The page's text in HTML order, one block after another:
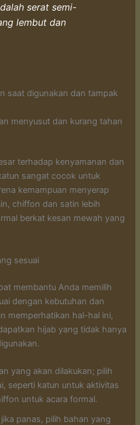
serat semi-
lembut dan
saat digunakan dan tampak
menyusut dan kurang tahan
terhadap kenyamanan dan
sangat cocok untuk
kemampuan menyerap
chiffon dan satin lebih
berkat kesan mewah yang
sesuai
membantu Anda memilih
dengan kebutuhan dan
memperhatikan hal-hal ini,
hijab yang tidak hanya
yang akan dilakukan; pilih
seperti katun untuk aktivitas
untuk acara formal.
panas, pilih bahan yang